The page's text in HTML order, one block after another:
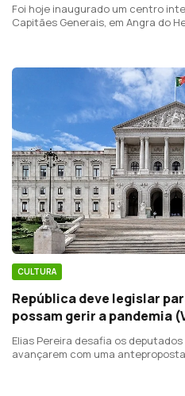
Foi hoje inaugurado um centro
Capitães Generais, em Angra do
CULTURA
República deve legislar
possam gerir a pandemia
Elias Pereira desafia os
avançarem com uma